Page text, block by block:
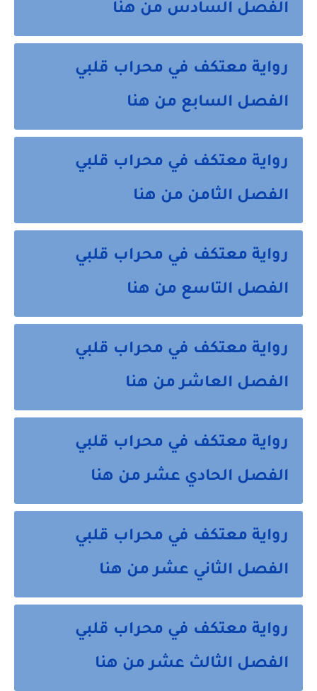
الفصل السادس من هنا
رواية معتكف في محراب قلبي
الفصل السابع من هنا
رواية معتكف في محراب قلبي
الفصل الثامن من هنا
رواية معتكف في محراب قلبي
الفصل التاسع من هنا
رواية معتكف في محراب قلبي
الفصل العاشر من هنا
رواية معتكف في محراب قلبي
الفصل الحادي عشر من هنا
رواية معتكف في محراب قلبي
الفصل الثاني عشر من هنا
رواية معتكف في محراب قلبي
الفصل الثالث عشر من هنا